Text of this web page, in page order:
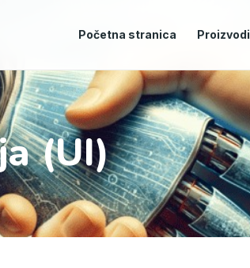
Početna stranica Proizvodi
(UI)